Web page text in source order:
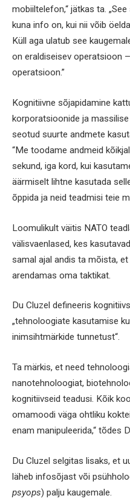
mobiiltelefon,“ jätkas ta.
kuna info on, kui nii võib
Küll aga ulatub see
on eraldiseisev operatsioon
operatsioon.”
Kognitiivne sõjapidamine
korporatsioonide ja
seotud suurte andmete
“Me toodame andmeid
sekund, iga kord, kui
äärmiselt lihtne kasutada
õppida ja neid teadmisi teie
Loomulikult väitis NATO
välisvaenlased, kes
samal ajal andis ta mõista,
arendamas oma taktikat.
Du Cluzel defineeris
„tehnoloogiate kasutamise
inimsihtmärkide tunnetust“.
Ta märkis, et need
nanotehnoloogiat,
kognitiivseid teadusi. Kõik
omamoodi väga ohtliku
enam manipuleerida,“ tõdes
Du Cluzel selgitas lisaks, et
läheb infosõjast või
psyops) palju kaugemale.